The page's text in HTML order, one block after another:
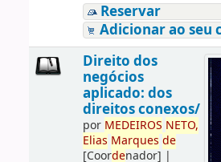
Reservar
Adicionar ao seu
Direito dos
negócios
aplicado: dos
direitos conexos/
por MEDEIROS NETO,
Elias Marques de
[Coordenador] |